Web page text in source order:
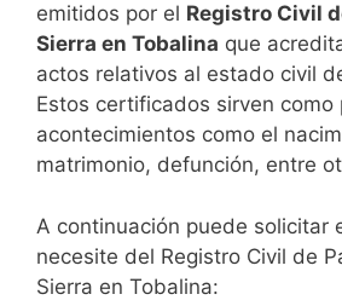
emitidos por el Registro Civil
Sierra en Tobalina que
actos relativos al estado civil
Estos certificados sirven como
acontecimientos como el
matrimonio, defunción, entre
A continuación puede solicitar
necesite del Registro Civil de
Sierra en Tobalina: